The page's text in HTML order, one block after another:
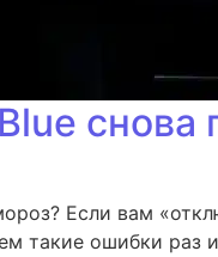
снова
Если вам
такие ошибки раз